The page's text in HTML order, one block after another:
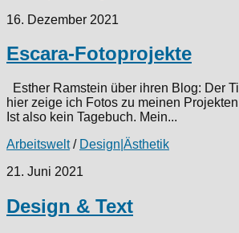
16. Dezember 2021
Escara-Fotoprojekte
Esther Ramstein über ihren Blog: Der
hier zeige ich Fotos zu meinen
Ist also kein Tagebuch. Mein...
Arbeitswelt/ Design|Ästhetik
21. Juni 2021
Design & Text